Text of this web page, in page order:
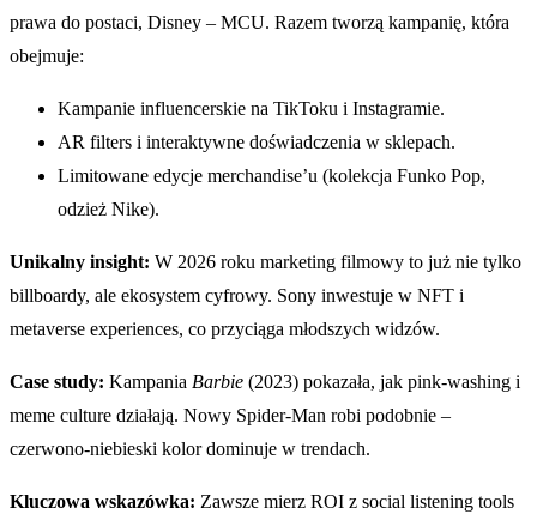
prawa do postaci, Disney – MCU. Razem tworzą kampanię, która
obejmuje:
Kampanie influencerskie na TikToku i Instagramie.
AR filters i interaktywne doświadczenia w sklepach.
Limitowane edycje merchandise’u (kolekcja Funko Pop,
odzież Nike).
Unikalny insight: W 2026 roku marketing filmowy to już nie tylko
billboardy, ale ekosystem cyfrowy. Sony inwestuje w NFT i
metaverse experiences, co przyciąga młodszych widzów.
Case study: Kampania Barbie (2023) pokazała, jak pink-washing i
meme culture działają. Nowy Spider-Man robi podobnie –
czerwono-niebieski kolor dominuje w trendach.
Kluczowa wskazówka: Zawsze mierz ROI z social listening tools